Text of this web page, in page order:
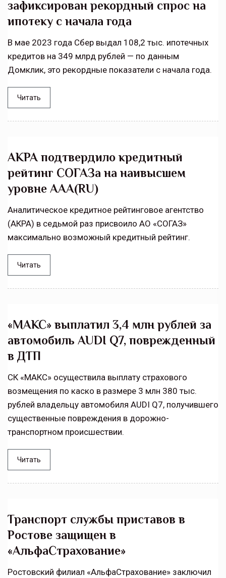
зафиксирован рекордный спрос на
ипотеку с начала года
В мае 2023 года Сбер выдал 108,2 тыс. ипотечных
кредитов на 349 млрд рублей — по данным
Домклик, это рекордные показатели с начала года.
Читать
АКРА подтвердило кредитный
рейтинг СОГАЗа на наивысшем
уровне AAA(RU)
Аналитическое кредитное рейтинговое агентство
(АКРА) в седьмой раз присвоило АО «СОГАЗ»
максимально возможный кредитный рейтинг.
Читать
«МАКС» выплатил 3,4 млн рублей за
автомобиль AUDI Q7, поврежденный
в ДТП
СК «МАКС» осуществила выплату страхового
возмещения по каско в размере 3 млн 380 тыс.
рублей владельцу автомобиля AUDI Q7, получившего
существенные повреждения в дорожно-
транспортном происшествии.
Читать
Транспорт службы приставов в
Ростове защищен в
«АльфаСтрахование»
Ростовский филиал «АльфаСтрахование» заключил